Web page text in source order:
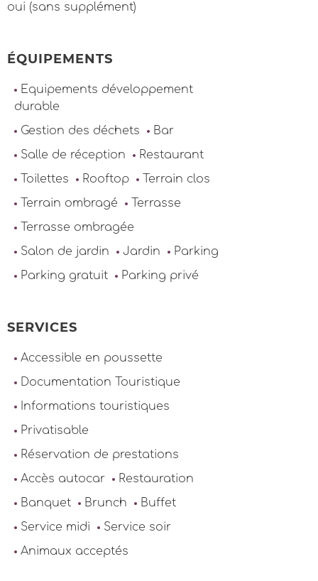
oui (sans supplément)
ÉQUIPEMENTS
Equipements développement
durable
Gestion des déchets
Bar
Salle de réception
Restaurant
Toilettes
Rooftop
Terrain clos
Terrain ombragé
Terrasse
Terrasse ombragée
Salon de jardin
Jardin
Parking
Parking gratuit
Parking privé
SERVICES
Accessible en poussette
Documentation Touristique
Informations touristiques
Privatisable
Réservation de prestations
Accès autocar
Restauration
Banquet
Brunch
Buffet
Service midi
Service soir
Animaux acceptés